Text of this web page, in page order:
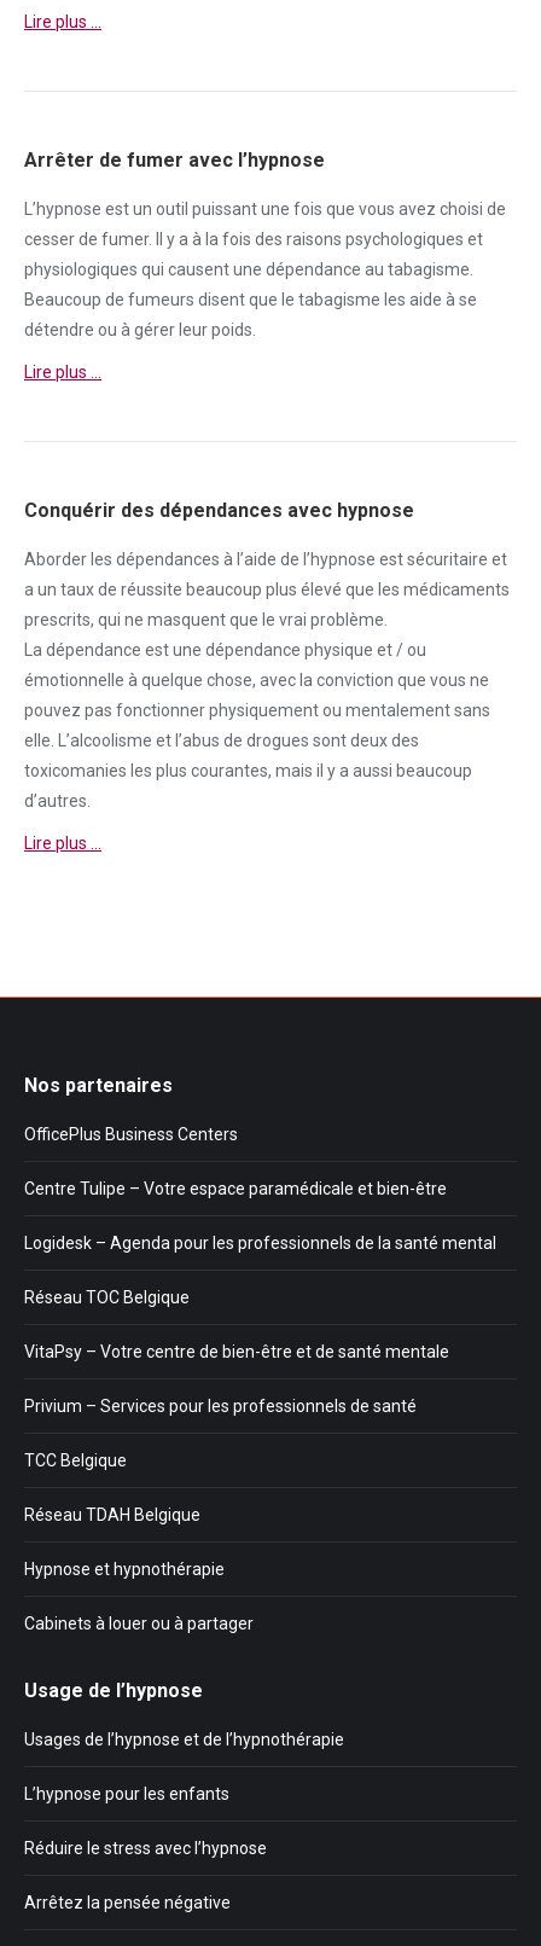
Lire plus …
Arrêter de fumer avec l’hypnose
L’hypnose est un outil puissant une fois que vous avez choisi de
cesser de fumer. Il y a à la fois des raisons psychologiques et
physiologiques qui causent une dépendance au tabagisme.
Beaucoup de fumeurs disent que le tabagisme les aide à se
détendre ou à gérer leur poids.
Lire plus …
Conquérir des dépendances avec hypnose
Aborder les dépendances à l’aide de l’hypnose est sécuritaire et
a un taux de réussite beaucoup plus élevé que les médicaments
prescrits, qui ne masquent que le vrai problème.
La dépendance est une dépendance physique et / ou
émotionnelle à quelque chose, avec la conviction que vous ne
pouvez pas fonctionner physiquement ou mentalement sans
elle. L’alcoolisme et l’abus de drogues sont deux des
toxicomanies les plus courantes, mais il y a aussi beaucoup
d’autres.
Lire plus …
Nos partenaires
OfficePlus Business Centers
Centre Tulipe – Votre espace paramédicale et bien-être
Logidesk – Agenda pour les professionnels de la santé mental
Réseau TOC Belgique
VitaPsy – Votre centre de bien-être et de santé mentale
Privium – Services pour les professionnels de santé
TCC Belgique
Réseau TDAH Belgique
Hypnose et hypnothérapie
Cabinets à louer ou à partager
Usage de l’hypnose
Usages de l’hypnose et de l’hypnothérapie
L’hypnose pour les enfants
Réduire le stress avec l’hypnose
Arrêtez la pensée négative